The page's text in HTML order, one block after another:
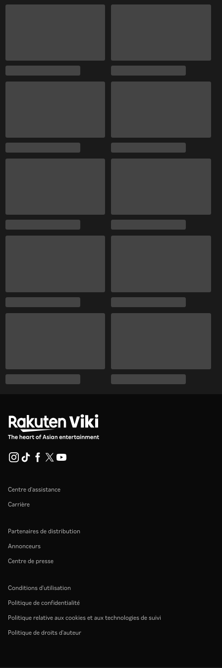
Centre d'assistance
Carrière
Partenaires de distribution
Annonceurs
Centre de presse
Conditions d'utilisation
Politique de confidentialité
Politique relative aux cookies et aux technologies de suivi
Politique de droits d'auteur